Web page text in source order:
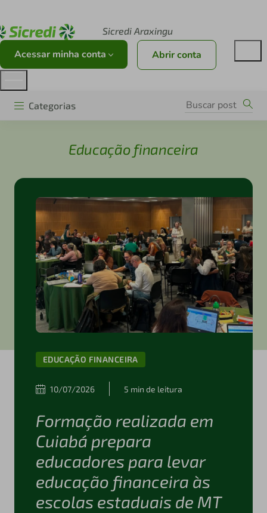
Sicredi Araxingu
Acessar minha conta Abrir conta
Categorias
Educação financeira
EDUCAÇÃO FINANCEIRA
10/07/2026 5 min de leitura
Formação realizada em
Cuiabá prepara
educadores para levar
educação financeira às
escolas estaduais de MT